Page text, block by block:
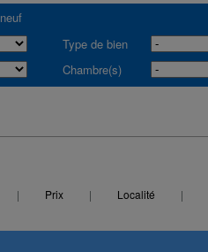
neuf
Type de bien
Chambre(s)
| Prix | Localité |